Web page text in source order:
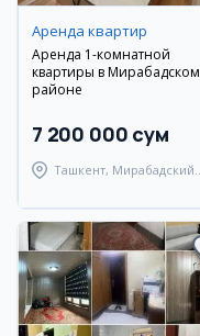
Аренда квартир
Аренда 1-комнатной
квартиры в Мирабадском
районе
7 200 000 сум
Ташкент, Мирабадский